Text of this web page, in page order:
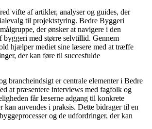
vifte af artikler, analyser og guides, der
til projektstyring. Bedre Byggeri
der ønsker at navigere i den
byggeri med større selvtillid. Gennem
hjælper mediet sine læsere med at træffe
der kan føre til succesfulde
brancheindsigt er centrale elementer i Bedre
at præsentere interviews med fagfolk og
får læserne adgang til konkrete
kan anvendes i praksis. Dette bidrager til en
og de udfordringer, der kan